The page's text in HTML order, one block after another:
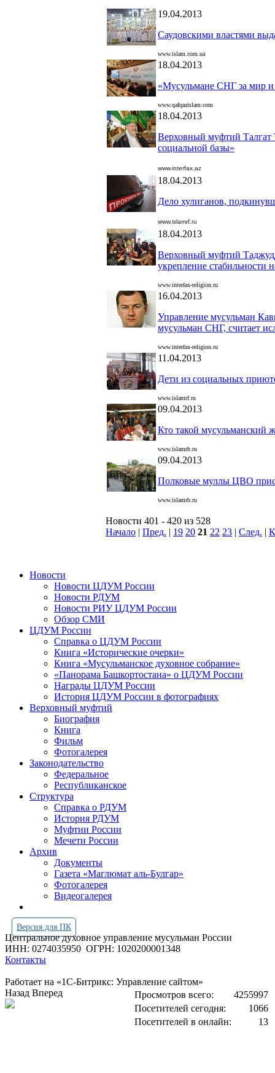
19.04.2013
Саудовскими властями
www.islam.com.ua
18.04.2013
«Мусульмане СНГ за мир и
www.qafqazislam.com
18.04.2013
Верховный муфтий Талгат
социальной базы»
www.interfax.az
18.04.2013
Дело хулиганов,
www.islamrf.ru
18.04.2013
Верховный муфтий
укрепление стабильности
www.interfax-religion.ru
16.04.2013
Управление мусульман
мусульман СНГ, считает
www.interfax-religion.ru
11.04.2013
Дети из социальных
www.islamrf.ru
09.04.2013
Кто такой мусульманский
www.islamrb.ru
09.04.2013
Полковые муллы ЦВО
www.islamrb.ru
Новости 401 - 420 из 528
Начало | Пред. | 19 20 21 22 23 | След. |
Новости
Новости ЦДУМ России
Новости РДУМ
Новости РИУ ЦДУМ России
Обзор СМИ
ЦДУМ России
Справка о ЦДУМ России
Книга «Исторические очерки»
Книга «Мусульманское духовное собрание»
«Панорама Башкортостана» о ЦДУМ России
Награды ЦДУМ России
История ЦДУМ России в фотографиях
Верховный муфтий
Биография
Книга
Фильм
Фотогалерея
Законодательство
Федеральное
Республиканское
Структура
Справка о РДУМ
История РДУМ
Муфтии России
Мечети России
Архив
Документы
Газета «Маглюмат аль-Булгар»
Фотогалерея
Видеогалерея
Версия для ПК
Центральное духовное управление мусульман России
ИНН: 0274035950 ОГРН: 1020200001348
Контакты
Работает на «1С-Битрикс: Управление сайтом»
Просмотров всего:
4255997
Посетителей сегодня:
1066
Посетителей в онлайн:
13
Назад Вперед